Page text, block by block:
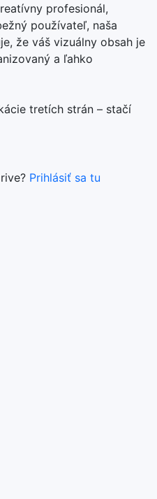
profesionál,
používateľ, naša
že váš vizuálny obsah je
a ľahko
tretích strán – stačí
Prihlásiť sa tu